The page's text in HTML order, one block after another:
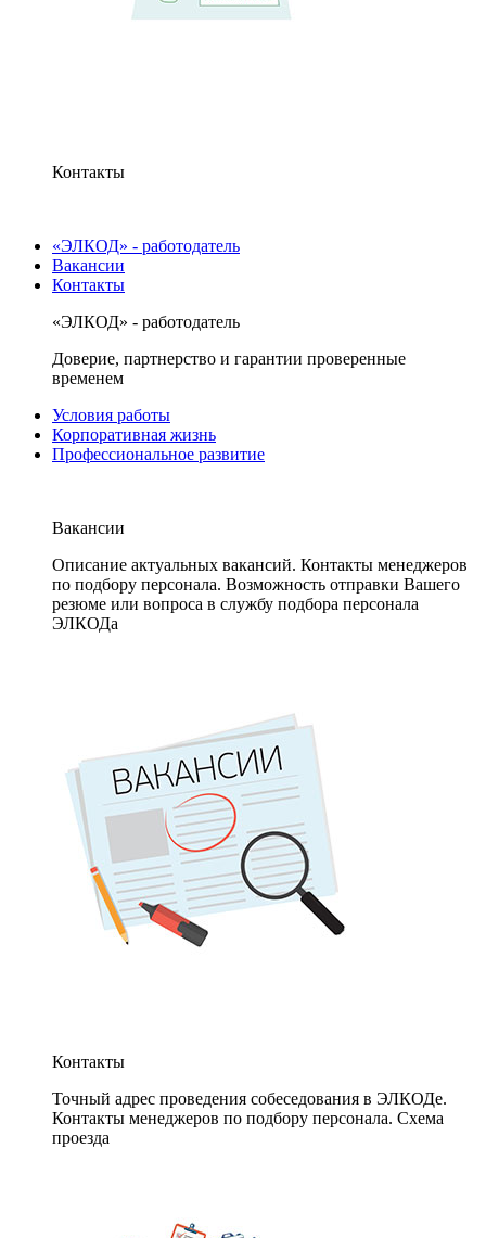
Контакты
«ЭЛКОД» - работодатель
Вакансии
Контакты
«ЭЛКОД» - работодатель
Доверие, партнерство и гарантии проверенные
временем
Условия работы
Корпоративная жизнь
Профессиональное развитие
Вакансии
Описание актуальных вакансий. Контакты менеджеров
по подбору персонала. Возможность отправки Вашего
резюме или вопроса в службу подбора персонала
ЭЛКОДа
Контакты
Точный адрес проведения собеседования в ЭЛКОДе.
Контакты менеджеров по подбору персонала. Схема
проезда